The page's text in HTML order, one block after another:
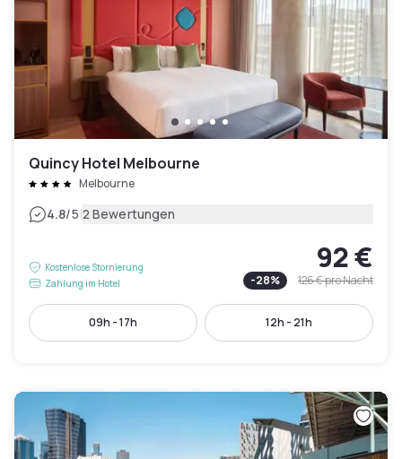
Quincy Hotel Melbourne
Melbourne
4.8/5|2 Bewertungen
Kostenlose Stornierung
Zahlung im Hotel
92 €
-28% 126 €pro Nacht
09h - 17h 12h - 21h